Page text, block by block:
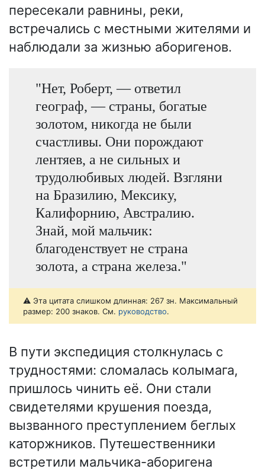
пересекали равнины, реки,
встречались с местными жителями и
наблюдали за жизнью аборигенов.
"Нет, Роберт, — ответил
географ, — страны, богатые
золотом, никогда не были
счастливы. Они порождают
лентяев, а не сильных и
трудолюбивых людей. Взгляни
на Бразилию, Мексику,
Калифорнию, Австралию.
Знай, мой мальчик:
благоденствует не страна
золота, а страна железа."
⚠️ Эта цитата слишком длинная: 267 зн. Максимальный
размер: 200 знаков. См. руководство.
В пути экспедиция столкнулась с
трудностями: сломалась колымага,
пришлось чинить её. Они стали
свидетелями крушения поезда,
вызванного преступлением беглых
каторжников. Путешественники
встретили мальчика-аборигена